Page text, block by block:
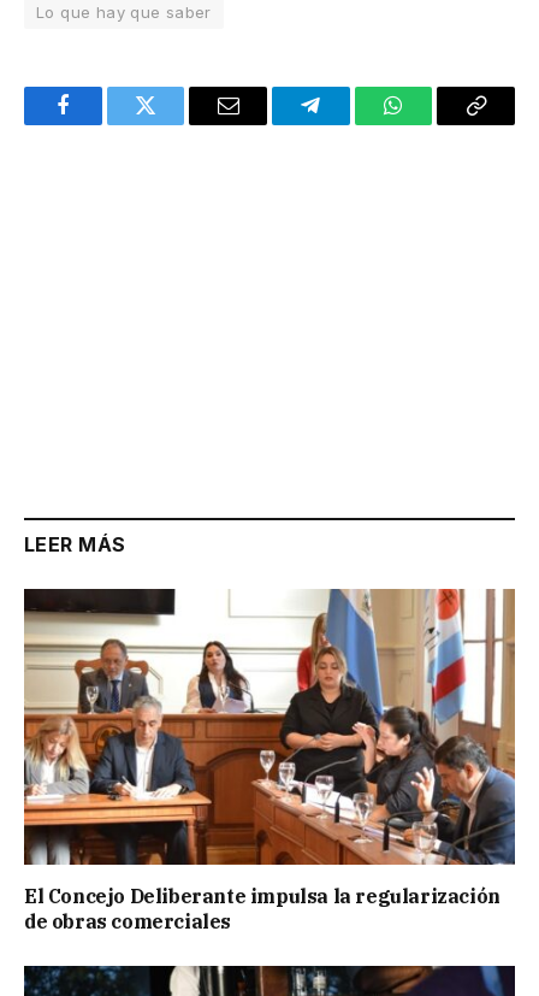
Lo que hay que saber
FacebookTwitter Email TelegramWhatsAppCopy
LEER MÁS
El Concejo Deliberante impulsa la regularización
de obras comerciales